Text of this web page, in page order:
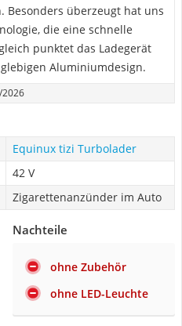
Besonders überzeugt hat uns
die eine schnelle
punktet das Ladegerät
Aluminiumdesign.
Equinux tizi Turbolader
42 V
Zigarettenanzünder im Auto
Nachteile
ohne Zubehör
ohne LED-Leuchte